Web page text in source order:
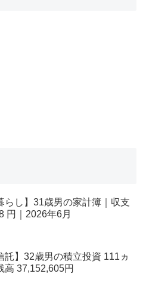
らし】31歳男の家計簿｜収支
円｜2026年6月
託】32歳男の積立投資 111ヵ
高 37,152,605円